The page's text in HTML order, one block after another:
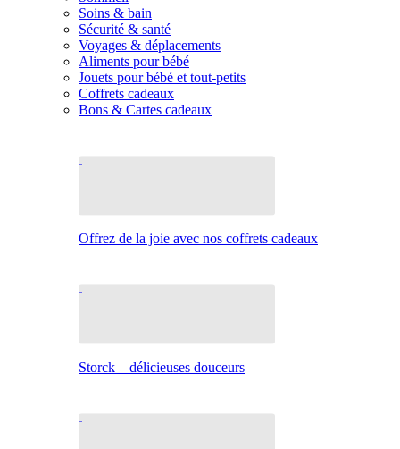
Soins & bain
Sécurité & santé
Voyages & déplacements
Aliments pour bébé
Jouets pour bébé et tout-petits
Coffrets cadeaux
Bons & Cartes cadeaux
Offrez de la joie avec nos coffrets cadeaux
Storck – délicieuses douceurs